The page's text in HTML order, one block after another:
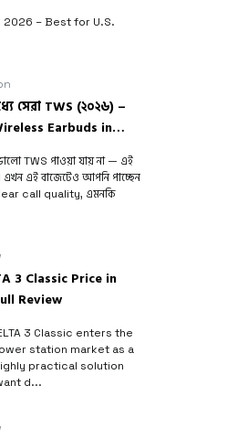
2026 – Best for U.S.
সেরা TWS (২০২৬) –
Earbuds in
TWS পাওয়া যায় না — এই
এখন এই বাজেটেও আপনি পাচ্ছেন
call quality, এমনকি
3 Classic Price in
Review
3 Classic enters the
station market as a
practical solution
d...